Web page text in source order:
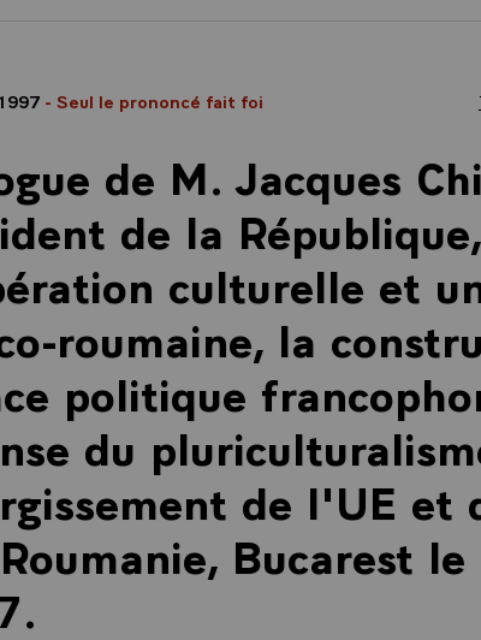
- Seul le prononcé fait foi
de M. Jacques
de la
culturelle et
roumaine, la
politique
du
de l'UE et
Bucarest